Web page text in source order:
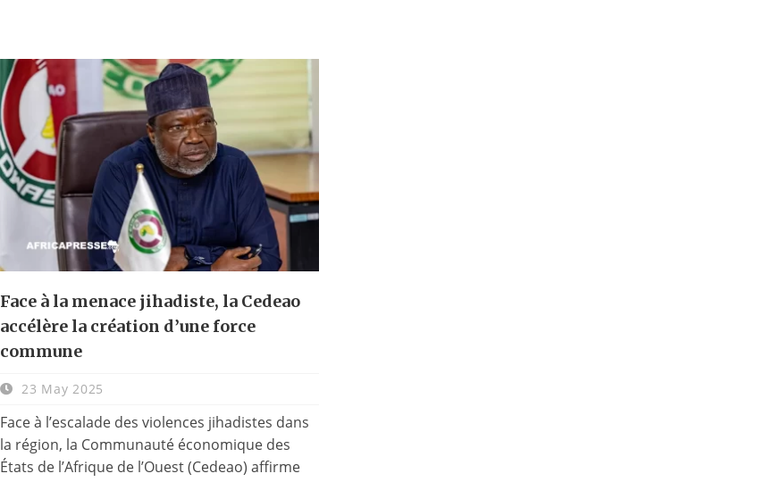
Face à la menace jihadiste, la Cedeao
accélère la création d’une force
commune
23 May 2025
Face à l’escalade des violences jihadistes dans
la région, la Communauté économique des
États de l’Afrique de l’Ouest (Cedeao) affirme